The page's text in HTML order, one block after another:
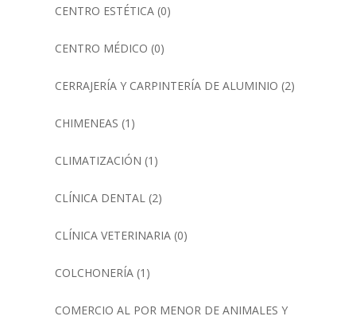
CENTRO ESTÉTICA(0)
CENTRO MÉDICO (0)
CERRAJERÍA Y CARPINTERÍA DE ALUMINIO (2)
CHIMENEAS (1)
CLIMATIZACIÓN (1)
CLÍNICA DENTAL(2)
CLÍNICA VETERINARIA(0)
COLCHONERÍA(1)
COMERCIO AL POR MENOR DE ANIMALES Y